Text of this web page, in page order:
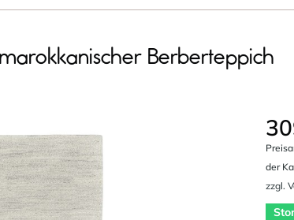
Berberteppich
der
zzgl.